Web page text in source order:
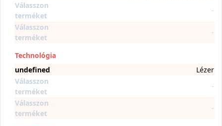
Válasszon
terméket
-
Válasszon
terméket
-
Technológia
undefined
Lézer
Válasszon
terméket
-
Válasszon
terméket
-